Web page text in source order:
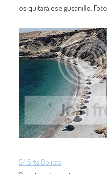
os quitará ese gusanillo.
5/ Srta Bolitas